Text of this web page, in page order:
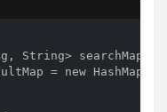
String> searchMap)
= new